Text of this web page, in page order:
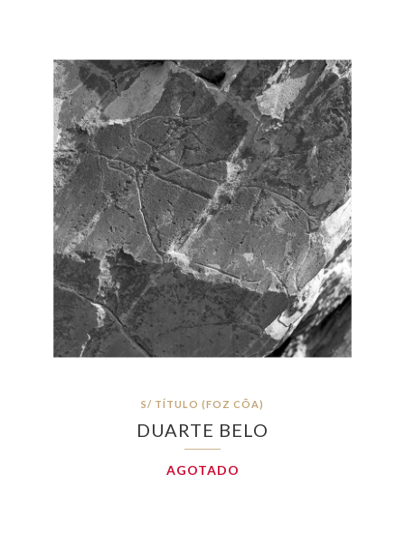
S/ TÍTULO (FOZ CÔA)
DUARTE BELO
AGOTADO